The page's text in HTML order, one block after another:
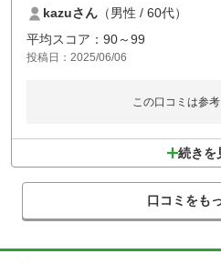
ますが、ちょっときつい。
コースは良く整備されています。グリ
変化も必要です。
次回の利用は、体調がきちんと回復し
kazuさん （男性 / 60代）
平均スコア：90～99
投稿日：2025/06/06
この口コミは参
続きを
口コミをも